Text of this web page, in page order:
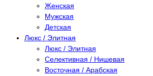
Женская
Мужская
Детская
Люкс / Элитная
Люкс / Элитная
Селективная / Нишевая
Восточная / Арабская